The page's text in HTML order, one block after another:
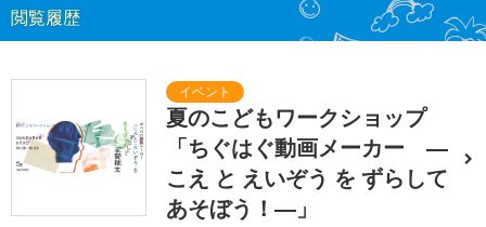
閲覧履歴
夏のこどもワークショップ
「ちぐはぐ動画メーカー ―
こえ と えいぞう を ずらして
あそぼう！―」